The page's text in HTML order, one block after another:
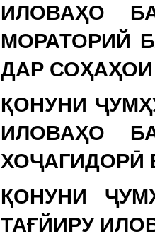
ИЛОВАҲО
МОРАТОРИЙ
ДАР
ҚОНУНИ
ИЛОВАҲО
ХОҶАГИДОРӢ
ҚОНУНИ
ТАҒЙИРУ